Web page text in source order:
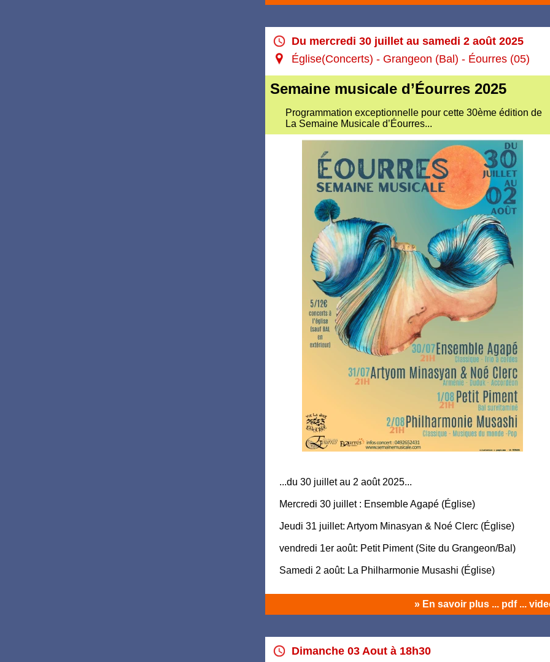
Du mercredi 30 juillet au samedi 2 août 2025
Église(Concerts) - Grangeon (Bal) - Éourres (05)
Semaine musicale d’Éourres 2025
Programmation exceptionnelle pour cette 30ème édition de
La Semaine Musicale d’Éourres...
...du 30 juillet au 2 août 2025...
Mercredi 30 juillet : Ensemble Agapé (Église)
Jeudi 31 juillet: Artyom Minasyan & Noé Clerc (Église)
vendredi 1er août: Petit Piment (Site du Grangeon/Bal)
Samedi 2 août: La Philharmonie Musashi (Église)
» En savoir plus ... pdf ...
Dimanche 03 Aout à 18h30